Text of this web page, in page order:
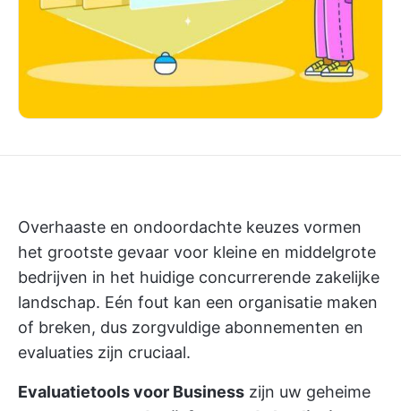
Overhaaste en ondoordachte keuzes vormen
het grootste gevaar voor kleine en middelgrote
bedrijven in het huidige concurrerende zakelijke
landschap. Eén fout kan een organisatie maken
of breken, dus zorgvuldige abonnementen en
evaluaties zijn cruciaal.
Evaluatietools voor Business zijn uw geheime